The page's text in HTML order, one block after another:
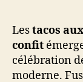
Lestacos
confit
célébration
moderne.